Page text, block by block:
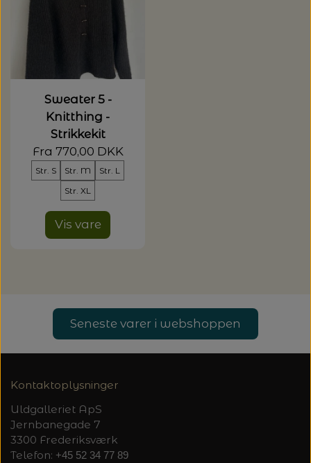
Sweater 5 -
Knitthing -
Strikkekit
Fra 770,00 DKK
Str. S Str. M
Str. L
Str. XL
Vis vare
Seneste varer i webshoppen
Kontaktoplysninger
Uldgalleriet ApS
Jernbanegade 7
3300 Frederiksværk
Telefon: +45 52 34 77 89